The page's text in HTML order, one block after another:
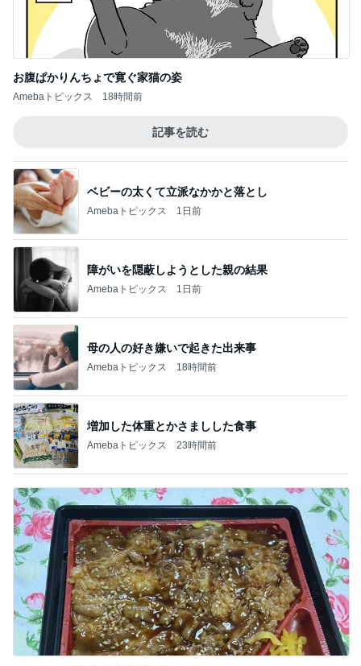
お腹ぱかりんちょで寛ぐ家猫の姿
Amebaトピックス 18時間前
記事を読む
ベビーの太くて立派なかかと落とし
Amebaトピックス 1日前
障がいを隠蔽しようとした親の結果
Amebaトピックス 1日前
母の人の好き嫌いで起きた出来事
Amebaトピックス 18時間前
増加した体重とかさましした食事
Amebaトピックス 23時間前